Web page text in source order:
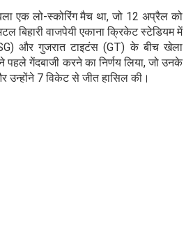
एक लो-स्कोरिंग मैच था, जो 12 अप्रैल को
बिहारी वाजपेयी एकाना क्रिकेट स्टेडियम में
और गुजरात टाइटंस (GT) के बीच खेला
पहले गेंदबाजी करने का निर्णय लिया, जो उनके
उन्होंने 7 विकेट से जीत हासिल की।